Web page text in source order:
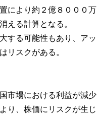
により約２億８０００万
える計算となる。
する可能性もあり、アッ
リスクがある。
市場における利益が減少
り、株価にリスクが生じ